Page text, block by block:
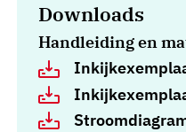
Downloads
Handleiding en